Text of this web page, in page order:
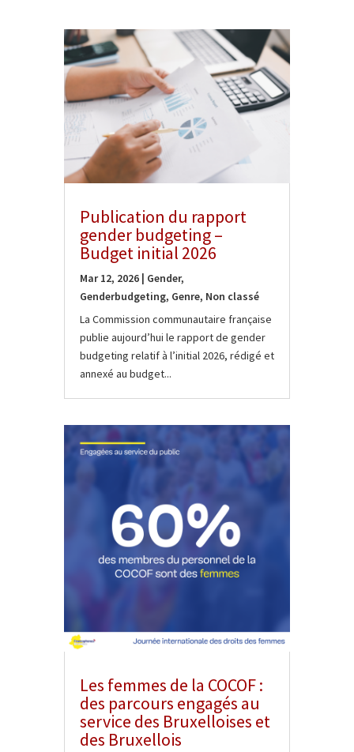
Publication du rapport
gender budgeting –
Budget initial 2026
Mar 12, 2026| Gender,
Genderbudgeting, Genre, Non classé
La Commission communautaire française
publie aujourd’hui le rapport de gender
budgeting relatif à l’initial 2026, rédigé et
annexé au budget...
Les femmes de la COCOF :
des parcours engagés au
service des Bruxelloises et
des Bruxellois